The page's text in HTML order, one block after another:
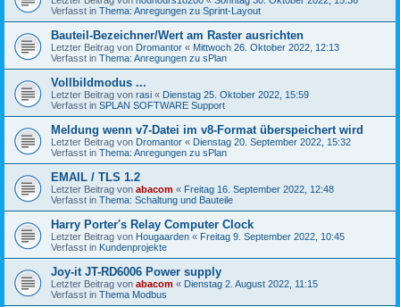
Verfasst in Thema: Anregungen zu Sprint-Layout
Bauteil-Bezeichner/Wert am Raster ausrichten
Letzter Beitrag von Dromantor « Mittwoch 26. Oktober 2022, 12:13
Verfasst in Thema: Anregungen zu sPlan
Vollbildmodus ...
Letzter Beitrag von rasi « Dienstag 25. Oktober 2022, 15:59
Verfasst in SPLAN SOFTWARE Support
Meldung wenn v7-Datei im v8-Format überspeichert wird
Letzter Beitrag von Dromantor « Dienstag 20. September 2022, 15:32
Verfasst in Thema: Anregungen zu sPlan
EMAIL / TLS 1.2
Letzter Beitrag von abacom « Freitag 16. September 2022, 12:48
Verfasst in Thema: Schaltung und Bauteile
Harry Porter's Relay Computer Clock
Letzter Beitrag von Hougaarden « Freitag 9. September 2022, 10:45
Verfasst in Kundenprojekte
Joy-it JT-RD6006 Power supply
Letzter Beitrag von abacom « Dienstag 2. August 2022, 11:15
Verfasst in Thema Modbus